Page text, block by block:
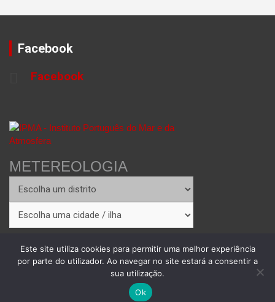
Facebook
Facebook
METEREOLOGIA
Copyright © 2026 Theme by:
Proudly Powered by:
Este site utiliza cookies para permitir uma melhor experiência
por parte do utilizador. Ao navegar no site estará a consentir a
sua utilização.
Ok